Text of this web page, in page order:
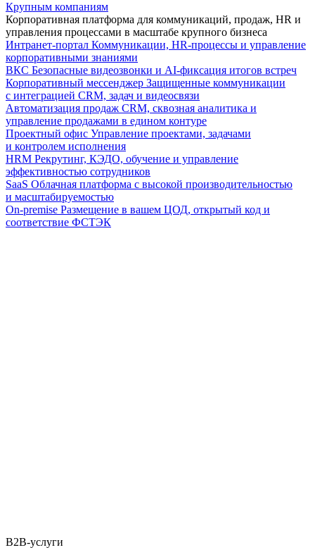
Крупным компаниям
Корпоративная платформа для коммуникаций, продаж, HR и
управления процессами в масштабе крупного бизнеса
Интранет-портал Коммуникации, HR-процессы и управление
корпоративными знаниями
ВКС Безопасные видеозвонки и AI-фиксация итогов встреч
Корпоративный мессенджер Защищенные коммуникации
с интеграцией CRM, задач и видеосвязи
Автоматизация продаж CRM, сквозная аналитика и
управление продажами в едином контуре
Проектный офис Управление проектами, задачами
и контролем исполнения
HRM Рекрутинг, КЭДО, обучение и управление
эффективностью сотрудников
SaaS Облачная платформа с высокой производительностью
и масштабируемостью
On-premise Размещение в вашем ЦОД, открытый код и
соответствие ФСТЭК
B2B-услуги